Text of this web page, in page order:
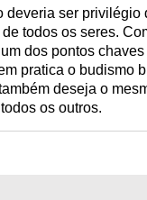
deveria ser privilégio
todos os seres.
dos pontos
pratica o budismo
deseja o
os outros.